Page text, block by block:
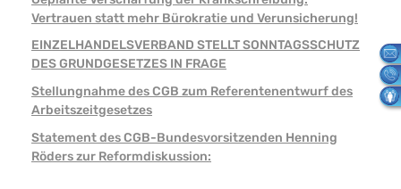
Vertrauen statt mehr Bürokratie und Verunsicherung!
EINZELHANDELSVERBAND STELLT SONNTAGSSCHUTZ
DES GRUNDGESETZES IN FRAGE
Stellungnahme des CGB zum Referentenentwurf des
Arbeitszeitgesetzes
Statement des CGB-Bundesvorsitzenden Henning
Röders zur Reformdiskussion: